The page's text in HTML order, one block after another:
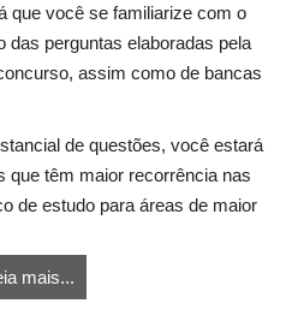
que você se familiarize com o
das perguntas elaboradas pela
assim como de bancas
de questões, você estará
que têm maior recorrência nas
de estudo para áreas de maior
mais...